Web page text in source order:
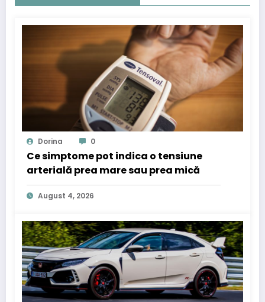
Dorina 0
Ce simptome pot indica o tensiune
arterială prea mare sau prea mică
August 4, 2026